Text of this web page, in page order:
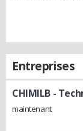
Entreprises
CHIMILB -
maintenant